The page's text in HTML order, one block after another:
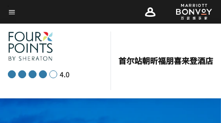
Skip
to
main
content
菜单文本
4.0
首尔站朝昕福朋喜来登酒店